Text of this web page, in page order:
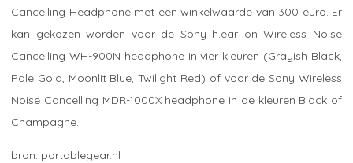
Cancelling Headphone met een winkelwaarde van 300 euro. Er
kan gekozen worden voor de Sony h.ear on Wireless Noise
Cancelling WH-900N headphone in vier kleuren (Grayish Black,
Pale Gold, Moonlit Blue, Twilight Red) of voor de Sony Wireless
Noise Cancelling MDR-1000X headphone in de kleuren Black of
Champagne.
portablegear.nl